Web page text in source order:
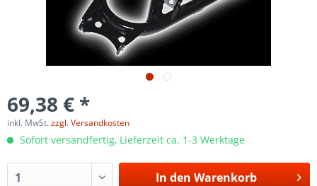
69,38 € *
inkl. MwSt.zzgl. Versandkosten
Sofort versandfertig, Lieferzeit ca. 1-3 Werktage
In den Warenkorb